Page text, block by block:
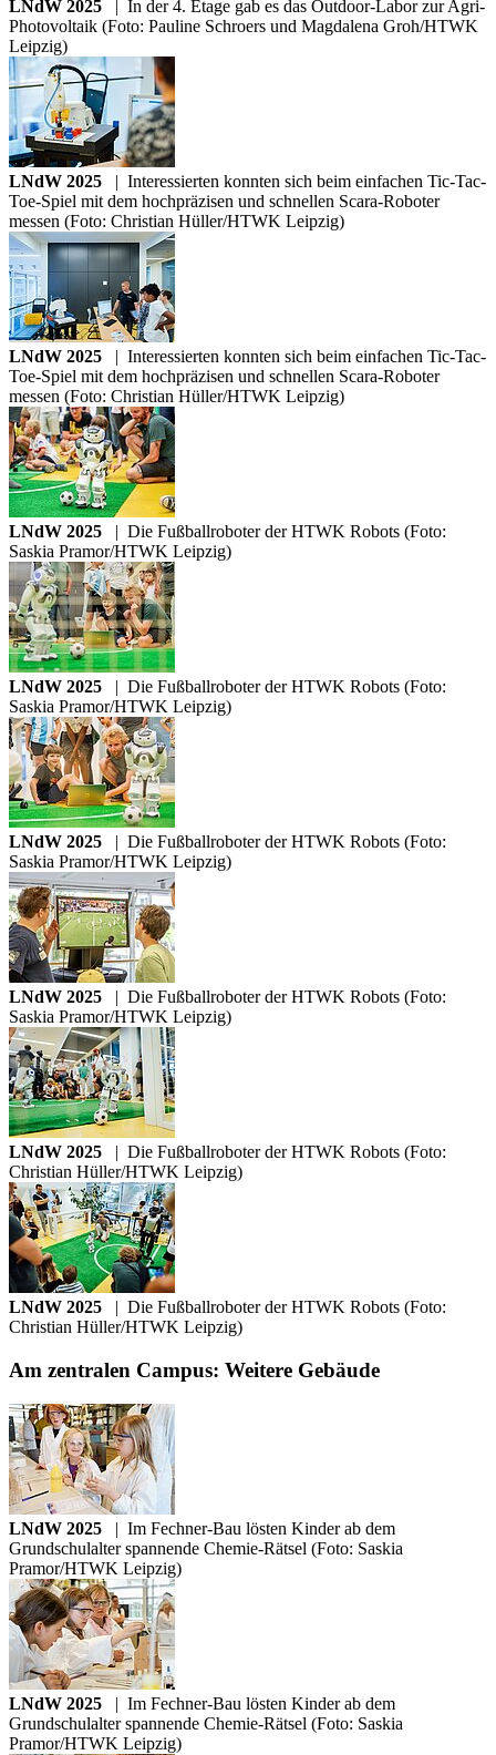
LNdW 2025
In der 4. Etage gab es das Outdoor-Labor zur Agri-
Photovoltaik (Foto: Pauline Schroers und Magdalena Groh/HTWK
Leipzig)
LNdW 2025 | Interessierten konnten sich beim einfachen Tic-Tac-
Toe-Spiel mit dem hochpräzisen und schnellen Scara-Roboter
messen (Foto: Christian Hüller/HTWK Leipzig)
LNdW 2025 | Interessierten konnten sich beim einfachen Tic-Tac-
Toe-Spiel mit dem hochpräzisen und schnellen Scara-Roboter
messen (Foto: Christian Hüller/HTWK Leipzig)
LNdW 2025 | Die Fußballroboter der HTWK Robots (Foto:
Saskia Pramor/HTWK Leipzig)
LNdW 2025 | Die Fußballroboter der HTWK Robots (Foto:
Saskia Pramor/HTWK Leipzig)
LNdW 2025 | Die Fußballroboter der HTWK Robots (Foto:
Saskia Pramor/HTWK Leipzig)
LNdW 2025 | Die Fußballroboter der HTWK Robots (Foto:
Saskia Pramor/HTWK Leipzig)
LNdW 2025 | Die Fußballroboter der HTWK Robots (Foto:
Christian Hüller/HTWK Leipzig)
LNdW 2025 | Die Fußballroboter der HTWK Robots (Foto:
Christian Hüller/HTWK Leipzig)
Am zentralen Campus: Weitere Gebäude
LNdW 2025 | Im Fechner-Bau lösten Kinder ab dem
Grundschulalter spannende Chemie-Rätsel (Foto: Saskia
Pramor/HTWK Leipzig)
LNdW 2025 | Im Fechner-Bau lösten Kinder ab dem
Grundschulalter spannende Chemie-Rätsel (Foto: Saskia
Pramor/HTWK Leipzig)